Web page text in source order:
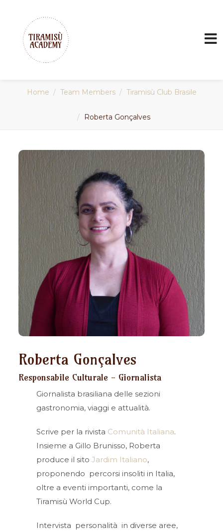
Home Team Members Tiramisù Club Brasile
Roberta Gonçalves
Roberta Gonçalves
Responsabile Culturale - Giornalista
Giornalista brasiliana delle sezioni
gastronomia, viaggi e attualità.
Scrive per la rivista Comunità Italiana.
Insieme a Gillo Brunisso, Roberta
produce il sitoJardim Italiano,
proponendo percorsi insoliti in Italia,
oltre a eventi importanti, come la
Tiramisù World Cup.
Intervista personalità in diverse aree,